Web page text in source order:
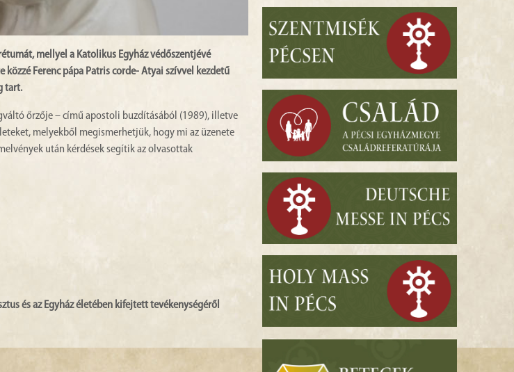
mellyel a Katolikus Egyház védőszentjévé
Ferenc pápa Patris corde- Atyai szívvel kezdetű
tart.
őrzője – című apostoli buzdításából (1989), illetve
melyekből megismerhetjük, hogy mi az üzenete
után kérdések segítik az olvasottak
és az Egyház életében kifejtett tevékenységéről